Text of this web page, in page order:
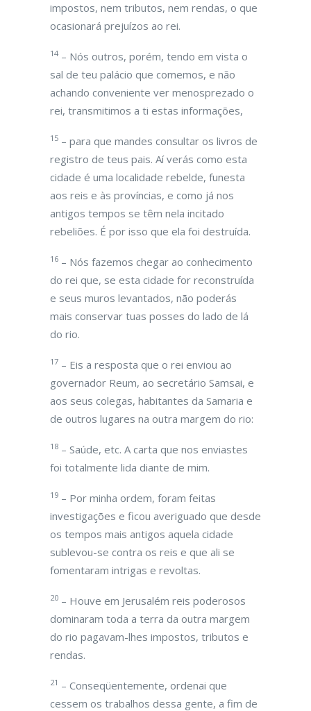
impostos, nem tributos, nem rendas, o que
ocasionará prejuízos ao rei.
14 – Nós outros, porém, tendo em vista o
sal de teu palácio que comemos, e não
achando conveniente ver menosprezado o
rei, transmitimos a ti estas informações,
15 – para que mandes consultar os livros de
registro de teus pais. Aí verás como esta
cidade é uma localidade rebelde, funesta
aos reis e às províncias, e como já nos
antigos tempos se têm nela incitado
rebeliões. É por isso que ela foi destruída.
16 – Nós fazemos chegar ao conhecimento
do rei que, se esta cidade for reconstruída
e seus muros levantados, não poderás
mais conservar tuas posses do lado de lá
do rio.
17 – Eis a resposta que o rei enviou ao
governador Reum, ao secretário Samsai, e
aos seus colegas, habitantes da Samaria e
de outros lugares na outra margem do rio:
18 – Saúde, etc. A carta que nos enviastes
foi totalmente lida diante de mim.
19 – Por minha ordem, foram feitas
investigações e ficou averiguado que desde
os tempos mais antigos aquela cidade
sublevou-se contra os reis e que ali se
fomentaram intrigas e revoltas.
20 – Houve em Jerusalém reis poderosos
dominaram toda a terra da outra margem
do rio pagavam-lhes impostos, tributos e
rendas.
21 – Conseqüentemente, ordenai que
cessem os trabalhos dessa gente, a fim de